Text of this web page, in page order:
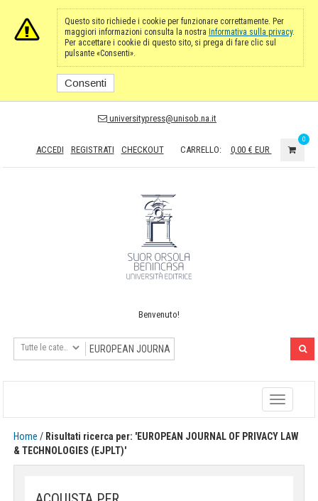
Questo sito richiede i cookie per funzionare correttamente. Per
maggiori informazioni consulta la nostra Informativa sulla privacy.
Per accettare i cookie di questo sito, si prega di fare clic sul
pulsante «Consenti».
Consenti
universitypress@unisob.na.it
ACCEDI REGISTRATI CHECKOUT CARRELLO: 0,00 € EUR
0
Benvenuto!
Toggle
navigation
Home / Risultati ricerca per: 'EUROPEAN JOURNAL OF PRIVACY LAW
& TECHNOLOGIES (EJPLT)'